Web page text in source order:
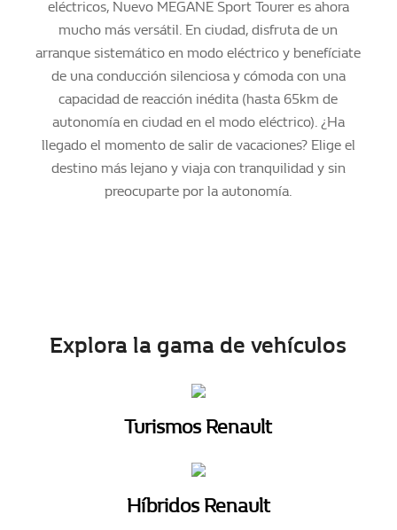
eléctricos, Nuevo MEGANE Sport Tourer es ahora
mucho más versátil. En ciudad, disfruta de un
arranque sistemático en modo eléctrico y benefíciate
de una conducción silenciosa y cómoda con una
capacidad de reacción inédita (hasta 65km de
autonomía en ciudad en el modo eléctrico). ¿Ha
llegado el momento de salir de vacaciones? Elige el
destino más lejano y viaja con tranquilidad y sin
preocuparte por la autonomía.
Explora la gama de vehículos
Turismos Renault
Híbridos Renault